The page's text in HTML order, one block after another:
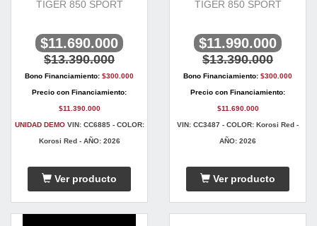
TIGER 850 SPORT
$11.690.000
$13.390.000
Bono Financiamiento: $300.000
Precio con Financiamiento:
$11.390.000
UNIDAD DEMOVIN: CC6885 - COLOR:
Korosi Red - AÑO: 2026
Ver producto
TIGER 850 SPORT
$11.990.000
$13.390.000
Bono Financiamiento: $300.000
Precio con Financiamiento:
$11.690.000
VIN: CC3487 - COLOR: Korosi Red -
AÑO: 2026
Ver producto